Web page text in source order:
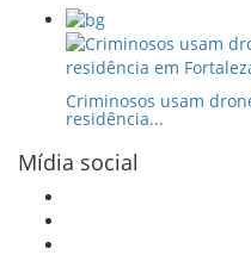
Criminosos usam
residência...
Mídia social